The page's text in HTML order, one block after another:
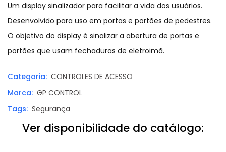
Um display sinalizador para facilitar a vida dos usuários.
Desenvolvido para uso em portas e portões de pedestres.
O objetivo do display é sinalizar a abertura de portas e
portões que usam fechaduras de eletroimã.
Categoria: CONTROLES DE ACESSO
Marca: GP CONTROL
Tags: Segurança
Ver disponibilidade do catálogo: